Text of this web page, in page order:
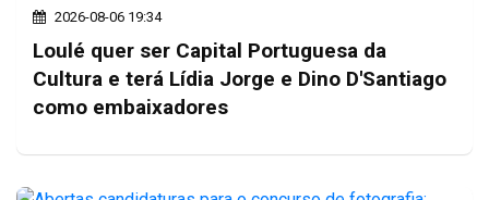
2026-08-06 19:34
Loulé quer ser Capital Portuguesa da
Cultura e terá Lídia Jorge e Dino D'Santiago
como embaixadores